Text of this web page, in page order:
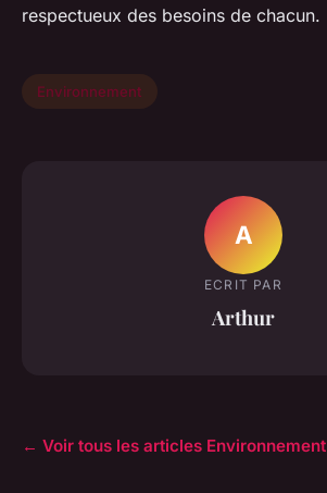
respectueux des besoins de chacun.
Environnement
A
ECRIT PAR
Arthur
← Voir tous les articles Environnement